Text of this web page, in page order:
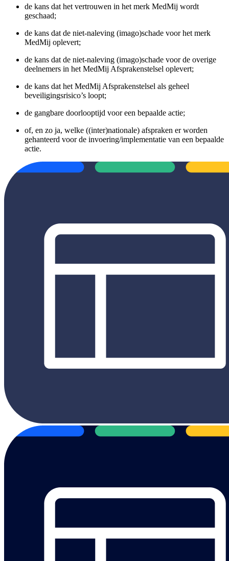
de kans dat het vertrouwen in het merk MedMij wordt
geschaad;
de kans dat de niet-naleving (imago)schade voor het merk
MedMij oplevert;
de kans dat de niet-naleving (imago)schade voor de overige
deelnemers in het MedMij Afsprakenstelsel oplevert;
de kans dat het MedMij Afsprakenstelsel als geheel
beveiligingsrisico’s loopt;
de gangbare doorlooptijd voor een bepaalde actie;
of, en zo ja, welke ((inter)nationale) afspraken er worden
gehanteerd voor de invoering/implementatie van een bepaalde
actie.